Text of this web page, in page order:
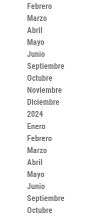
Febrero
Marzo
Abril
Mayo
Junio
Septiembre
Octubre
Noviembre
Diciembre
2024
Enero
Febrero
Marzo
Abril
Mayo
Junio
Septiembre
Octubre